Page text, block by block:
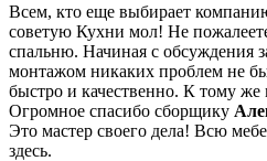
Всем, кто еще выбирает
советую Кухни мол! Не
спальню. Начиная с обсуждения
монтажом никаких проблем не
быстро и качественно. К тому
Огромное спасибо сборщику
Это мастер своего дела! Всю
здесь.